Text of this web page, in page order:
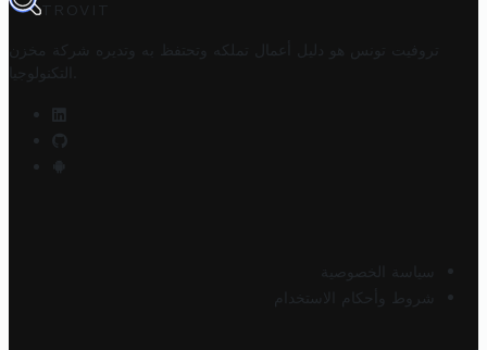
TROVIT
تروفيت تونس هو دليل أعمال تملكه وتحتفظ به وتديره
شركة مخزن
التكنولوجيا
سياسة الخصوصية
شروط وأحكام الاستخدام